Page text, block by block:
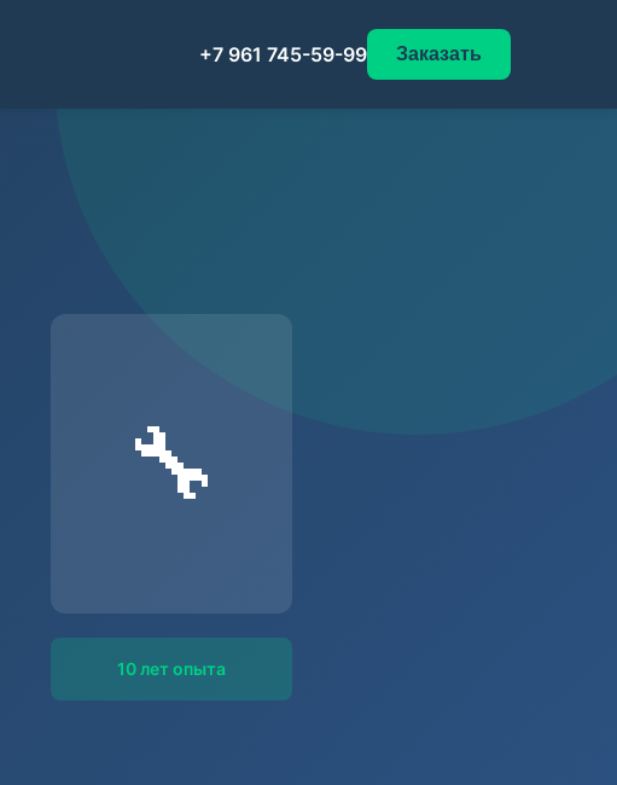
+7 961 745-59-99 Заказать
🔧
10 лет опыта